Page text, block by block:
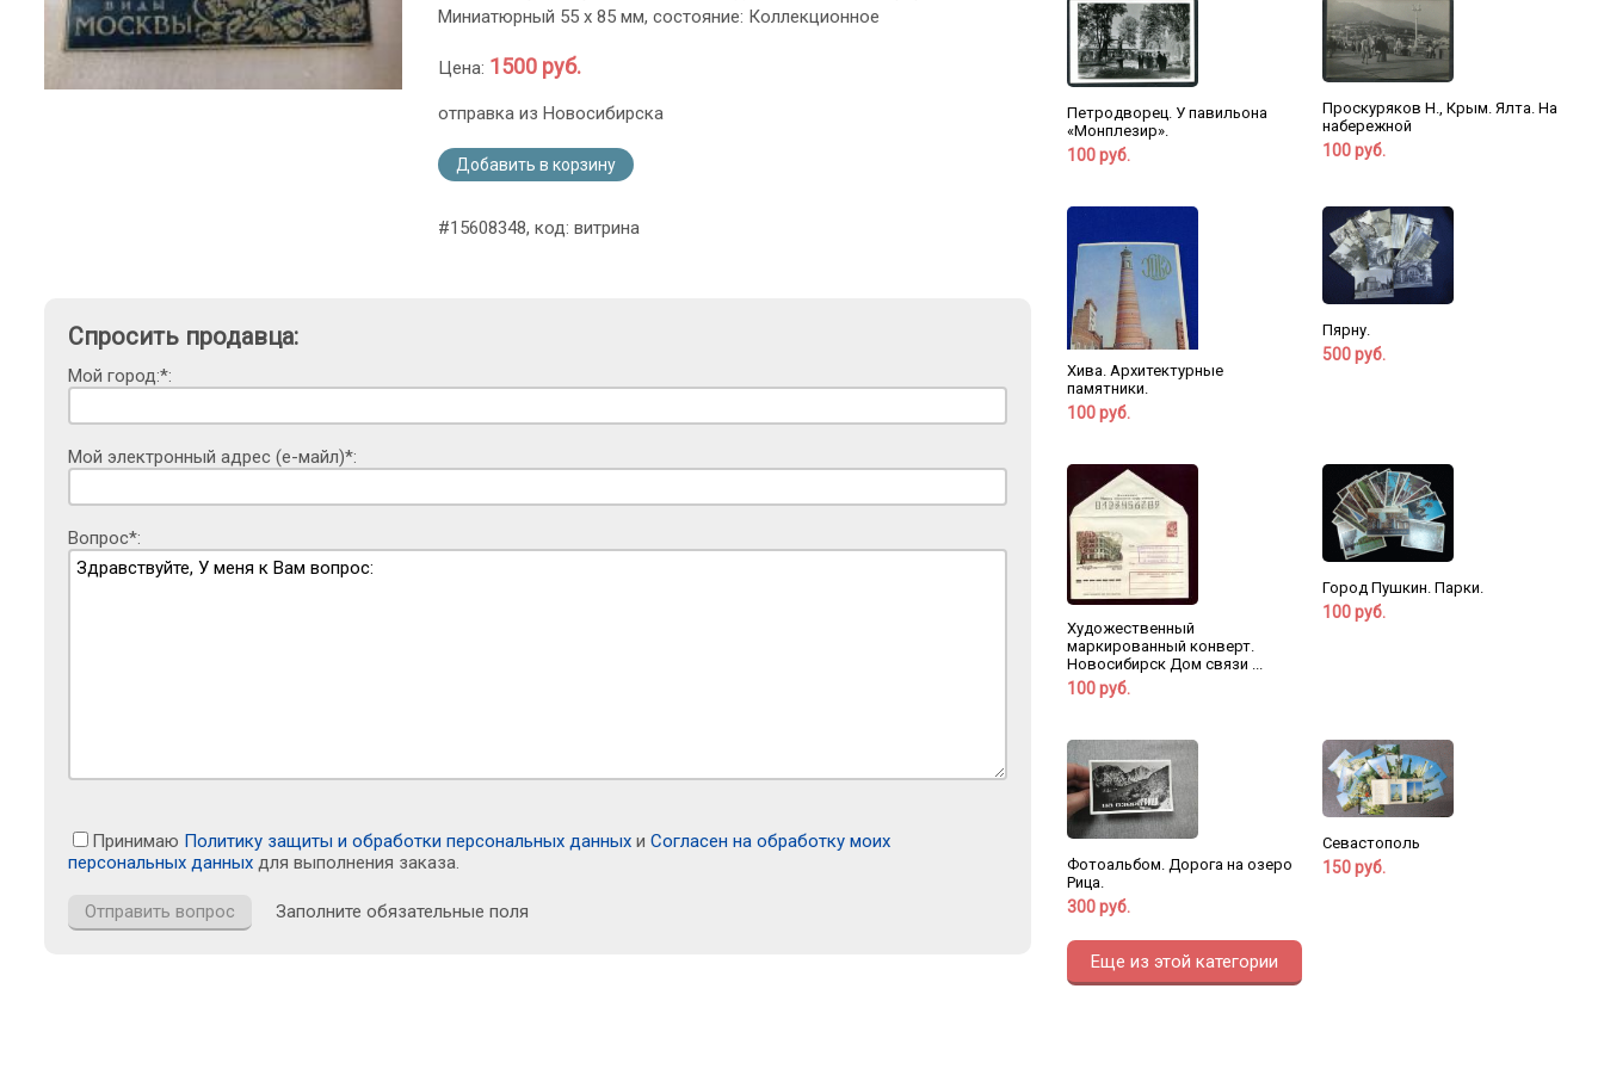
Миниатюрный 55 х 85 мм, состояние: Коллекционное
Цена: 1500 руб.
отправка из Новосибирска
Добавить в корзину
#15608348, код: витрина
Спросить продавца:
Мой город:*:
Мой электронный адрес (е-майл)*:
Вопрос*:
Принимаю Политику защиты и обработки персональных данных и Согласен на обработку моих
персональных данных для выполнения заказа.
Заполните обязательные поля
Петродворец. У павильона
«Монплезир».
100 руб.
Проскуряков Н., Крым. Ялта. На
набережной
100 руб.
Хива. Архитектурные
памятники.
100 руб.
Пярну.
500 руб.
Художественный
маркированный конверт.
Новосибирск Дом связи ...
100 руб.
Город Пушкин. Парки.
100 руб.
Фотоальбом. Дорога на озеро
Рица.
300 руб.
Севастополь
150 руб.
Еще из этой категории